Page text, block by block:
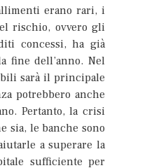
erano rari, i
rischio, ovvero gli
concessi, ha già
fine dell’anno. Nel
sarà il principale
potrebbero anche
Pertanto, la crisi
sia, le banche sono
a superare la
sufficiente per